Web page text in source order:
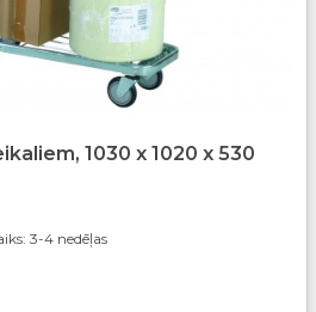
1030 x 1020 x 530
3-4 nedēļas